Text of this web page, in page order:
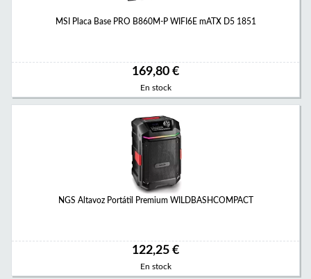
MSI Placa Base PRO B860M-P WIFI6E mATX D5 1851
169,80 €
En stock
NGS Altavoz Portátil Premium WILDBASHCOMPACT
122,25 €
En stock